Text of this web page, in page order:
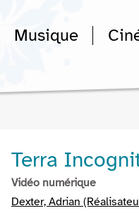
Musique
Terra
Vidéo numérique
Dexter, Adrian